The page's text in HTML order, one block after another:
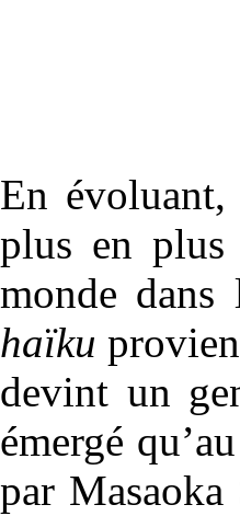
En
plus en plus
monde dans
haïku
devint un
émergé
par